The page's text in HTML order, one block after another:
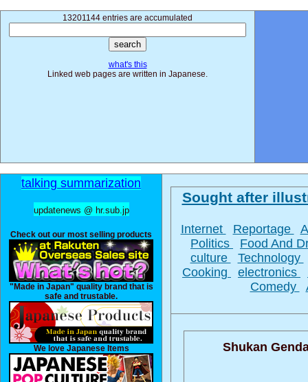
13201144 entries are accumulated
what's this
Linked web pages are written in Japanese.
talking summarization
updatenews @ hr.sub.jp
Check out our most selling products
"Made in Japan" quality brand that is
safe and trustable.
We love Japanese Items
Sought after
Internet Reportage
Politics
Food And
culture
Technology
Cooking
electronics
Comedy
Shukan